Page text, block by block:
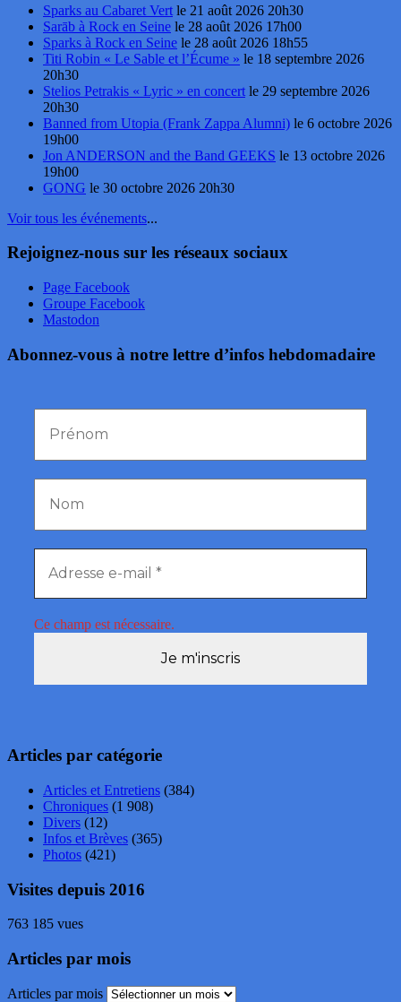
Sparks au Cabaret Vert le 21 août 2026 20h30
Sarāb à Rock en Seine le 28 août 2026 17h00
Sparks à Rock en Seine le 28 août 2026 18h55
Titi Robin « Le Sable et l’Écume » le 18 septembre 2026
20h30
Stelios Petrakis « Lyric » en concert le 29 septembre 2026
20h30
Banned from Utopia (Frank Zappa Alumni) le 6 octobre 2026
19h00
Jon ANDERSON and the Band GEEKS le 13 octobre 2026
19h00
GONG le 30 octobre 2026 20h30
Voir tous les événements...
Rejoignez-nous sur les réseaux sociaux
Page Facebook
Groupe Facebook
Mastodon
Abonnez-vous à notre lettre d’infos hebdomadaire
Ce champ est nécessaire.
Articles par catégorie
Articles et Entretiens (384)
Chroniques (1 908)
Divers (12)
Infos et Brèves (365)
Photos (421)
Visites depuis 2016
763 185 vues
Articles par mois
Articles par mois